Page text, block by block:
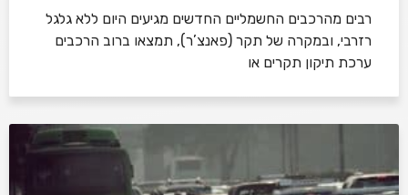
רבים מהרכבים החשמליים החדשים מגיעים היום ללא גלגל
רזרבי, ובמקרה של תקר (פאנצ’ר), תמצאו ברוב הרכבים
ערכת תיקון תקרים או